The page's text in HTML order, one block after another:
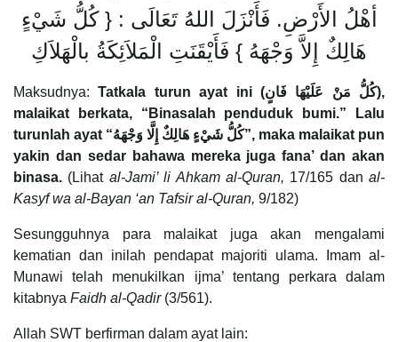
أهْلُ الأَرْضِ. فَأَنْزَلَ اللهُ تَعَالَى : { كُلُّ شَيْءٍ
هَالِكٌ إِلاَّ وَجْهَهُ } فَأَيْقَنَتِ الْمَلاَئِكَةُ بالْهَلاَكِ
Maksudnya: Tatkala turun ayat ini (كُلُّ مَنْ عَلَيْهَا فَانٍ),
malaikat berkata, “Binasalah penduduk bumi.” Lalu
turunlah ayat “كُلُّ شَيْءٍ هَالِكٌ إِلَّا وَجْهَهُ”, maka malaikat pun
yakin dan sedar bahawa mereka juga fana’ dan akan
binasa. (Lihat al-Jami’ li Ahkam al-Quran, 17/165 dan al-
Kasyf wa al-Bayan ‘an Tafsir al-Quran, 9/182)
Sesungguhnya para malaikat juga akan mengalami
kematian dan inilah pendapat majoriti ulama. Imam al-
Munawi telah menukilkan ijma’ tentang perkara dalam
kitabnya Faidh al-Qadir (3/561).
Allah SWT berfirman dalam ayat lain: